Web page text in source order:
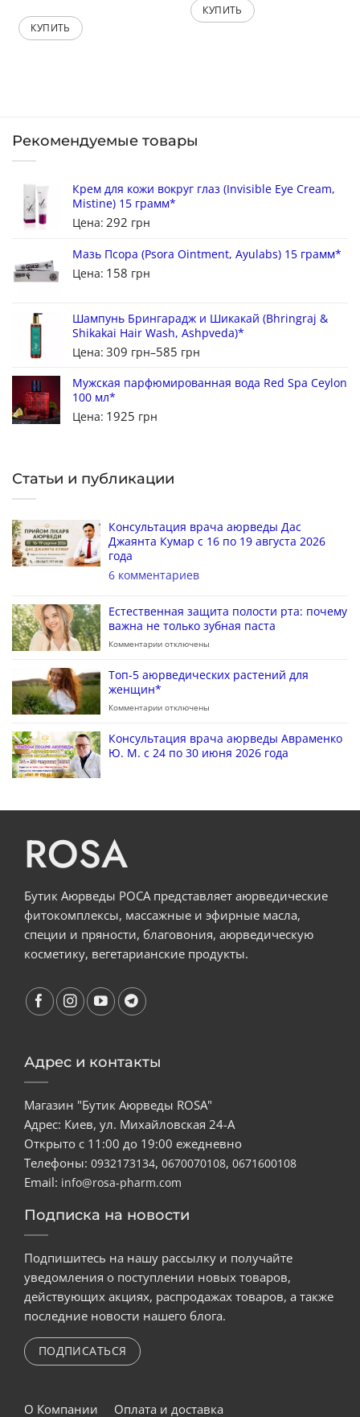
КУПИТЬ
КУПИТЬ
Рекомендуемые товары
Крем для кожи вокруг глаз (Invisible Eye Cream,
Mistine) 15 грамм*
Цена: 292 грн
Мазь Псора (Psora Ointment, Ayulabs) 15 грамм*
Цена: 158 грн
Шампунь Брингарадж и Шикакай (Bhringraj &
Shikakai Hair Wash, Ashpveda)*
Цена: 309 грн–585 грн
Мужская парфюмированная вода Red Spa Ceylon
100 мл*
Цена: 1925 грн
Статьи и публикации
Консультация врача аюрведы Дас
Джаянта Кумар с 16 по 19 августа 2026
года
6 комментариев
Естественная защита полости рта: почему
важна не только зубная паста
Комментарии отключены
Топ-5 аюрведических растений для
женщин*
Комментарии отключены
Консультация врача аюрведы Авраменко
Ю. М. с 24 по 30 июня 2026 года
ROSA
Бутик Аюрведы РОСА представляет аюрведические
фитокомплексы, массажные и эфирные масла,
специи и пряности, благовония, аюрведическую
косметику, вегетарианские продукты.
Адрес и контакты
Магазин "Бутик Аюрведы ROSA"
Адрес: Киев, ул. Михайловская 24-А
Открыто с 11:00 до 19:00 ежедневно
Телефоны: 0932173134, 0670070108, 0671600108
Email: info@rosa-pharm.com
Подписка на новости
Подпишитесь на нашу рассылку и получайте
уведомления о поступлении новых товаров,
действующих акциях, распродажах товаров, а также
последние новости нашего блога.
ПОДПИСАТЬСЯ
О Компании Оплата и доставка